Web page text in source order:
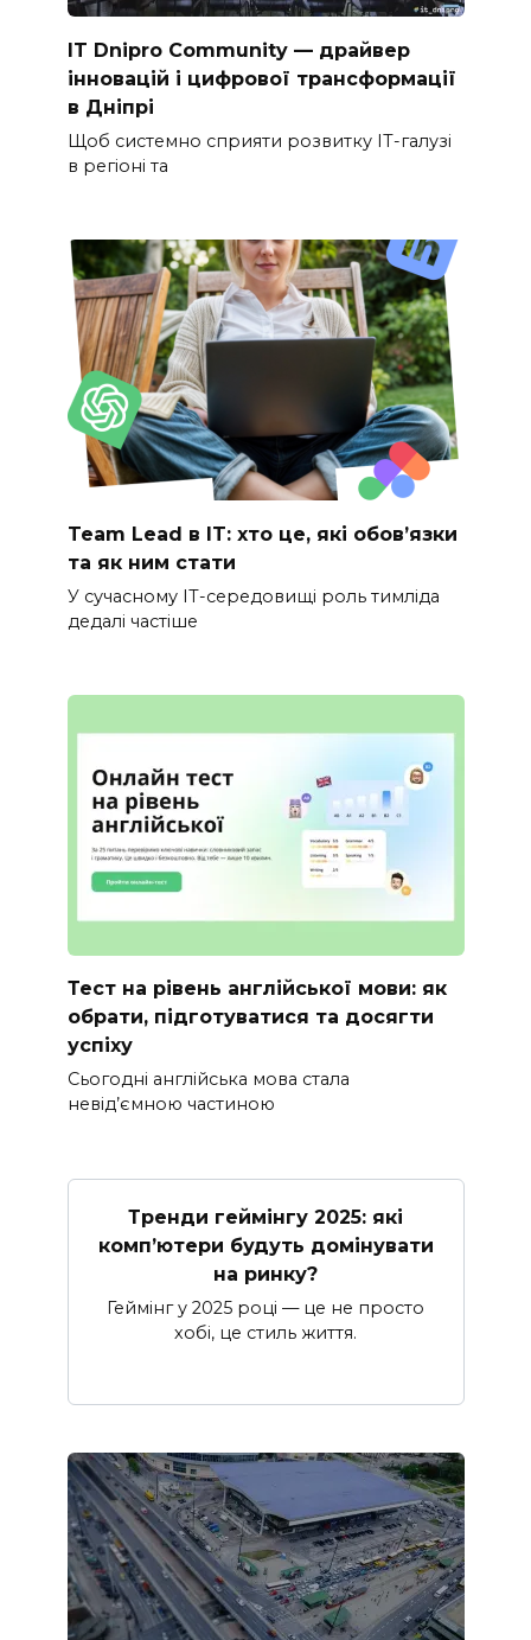
IT Dnipro Community — драйвер
інновацій і цифрової трансформації
в Дніпрі
Щоб системно сприяти розвитку ІТ-галузі
в регіоні та
Team Lead в IT: хто це, які обов’язки
та як ним стати
У сучасному IT-середовищі роль тимліда
дедалі частіше
Тест на рівень англійської мови: як
обрати, підготуватися та досягти
успіху
Сьогодні англійська мова стала
невід’ємною частиною
Тренди геймінгу 2025: які
комп’ютери будуть домінувати
на ринку?
Геймінг у 2025 році — це не просто
хобі, це стиль життя.